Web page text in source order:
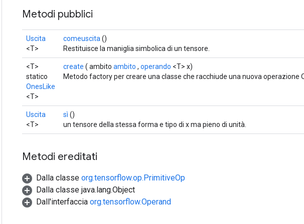
Metodi pubblici
Uscita
<T>
comeuscita ()
Restituisce la maniglia simbolica di un tensore.
<T>
statico
OnesLike
<T>
create ( ambito ambito , operando <T> x)
Metodo factory per creare una classe che racchiude una nuova operazione
Uscita
<T>
sì ()
un tensore della stessa forma e tipo di x ma pieno di unità.
Metodi ereditati
Dalla classe org.tensorflow.op.PrimitiveOp
Dalla classe java.lang.Object
Dall'interfaccia org.tensorflow.Operand